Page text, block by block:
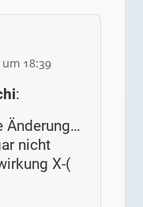
18:39
:
Änderung…
nicht
X-(